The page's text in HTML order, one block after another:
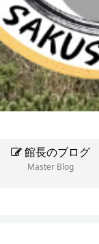
館長のブログ
Master Blog